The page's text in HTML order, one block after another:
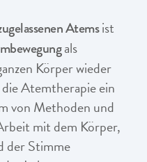
Atemsist
als
Körper wieder
Atemtherapie ein
von Methoden und
mit dem Körper,
der Stimme